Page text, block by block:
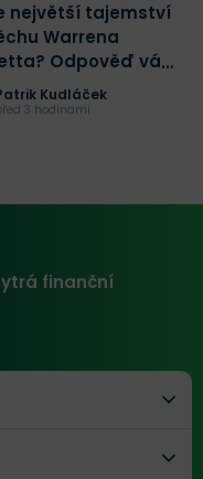
největší tajemství
Warrena
Odpověď vás
Kudláček
3 hodinami
finanční